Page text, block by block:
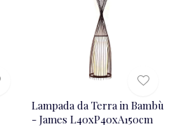
Lampada da Terra in Bambù
- James L40xP40xA150cm